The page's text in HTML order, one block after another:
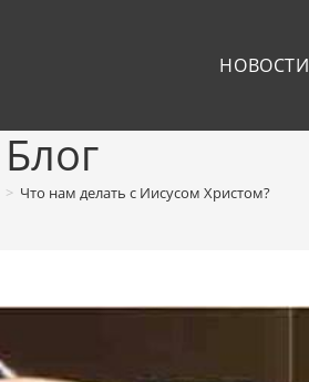
НОВОСТИ
Блог
> Что нам делать с Иисусом Христом?